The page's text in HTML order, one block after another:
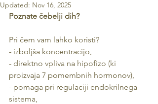
Updated: Nov 16, 2025
Poznate čebelji dih?
Pri čem vam lahko koristi?
- izboljša koncentracijo,
- direktno vpliva na hipofizo (ki
proizvaja 7 pomembnih hormonov),
- pomaga pri regulaciji endokrilnega
sistema,